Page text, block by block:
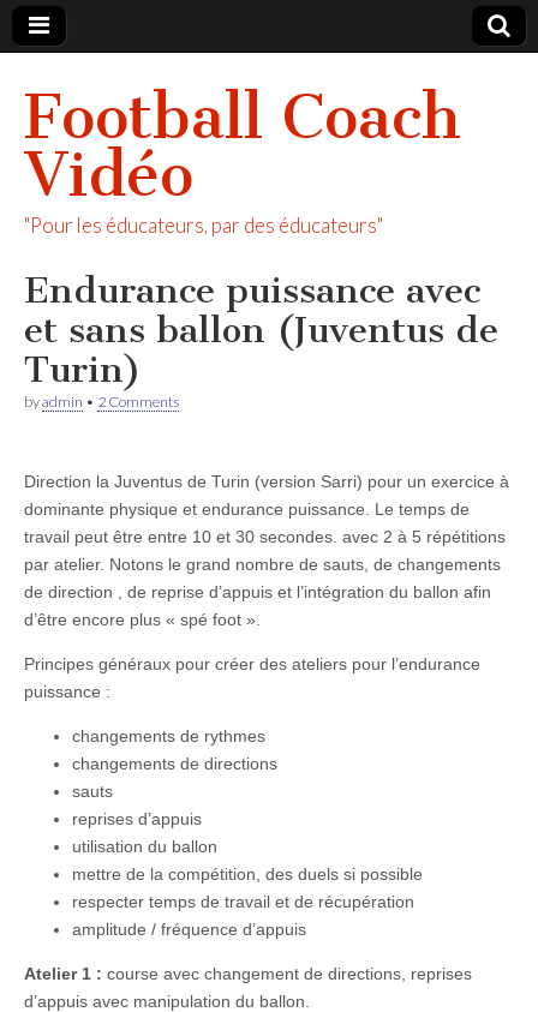
Football Coach
Vidéo
"Pour les éducateurs, par des éducateurs"
Endurance puissance avec
et sans ballon (Juventus de
Turin)
byadmin • 2 Comments
Direction la Juventus de Turin (version Sarri) pour un exercice à
dominante physique et endurance puissance. Le temps de
travail peut être entre 10 et 30 secondes. avec 2 à 5 répétitions
par atelier. Notons le grand nombre de sauts, de changements
de direction , de reprise d’appuis et l’intégration du ballon afin
d’être encore plus « spé foot ».
Principes généraux pour créer des ateliers pour l’endurance
puissance :
changements de rythmes
changements de directions
sauts
reprises d’appuis
utilisation du ballon
mettre de la compétition, des duels si possible
respecter temps de travail et de récupération
amplitude / fréquence d’appuis
Atelier 1 : course avec changement de directions, reprises
d’appuis avec manipulation du ballon.